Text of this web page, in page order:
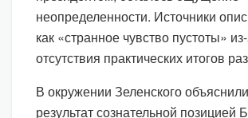
неопределенности. Источники
как «странное чувство пустоты»
отсутствия практических итогов
В окружении Зеленского
результат сознательной позицией